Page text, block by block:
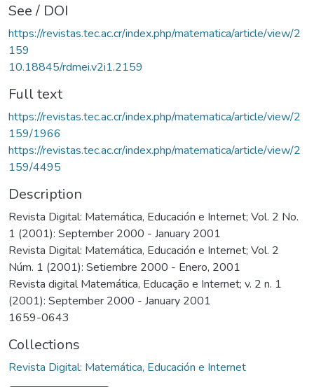
See / DOI
https://revistas.tec.ac.cr/index.php/matematica/article/view/2
159
10.18845/rdmei.v2i1.2159
Full text
https://revistas.tec.ac.cr/index.php/matematica/article/view/2
159/1966
https://revistas.tec.ac.cr/index.php/matematica/article/view/2
159/4495
Description
Revista Digital: Matemática, Educación e Internet; Vol. 2 No.
1 (2001): September 2000 - January 2001
Revista Digital: Matemática, Educación e Internet; Vol. 2
Núm. 1 (2001): Setiembre 2000 - Enero, 2001
Revista digital Matemática, Educação e Internet; v. 2 n. 1
(2001): September 2000 - January 2001
1659-0643
Collections
Revista Digital: Matemática, Educación e Internet